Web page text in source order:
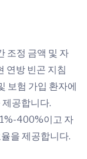
조정 금액 및 자
연방 빈곤 지침
보험 가입 환자에
공합니다.
400%이고 자
을 제공합니다.